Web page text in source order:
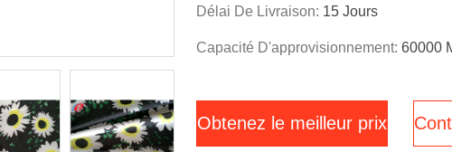
Délai De Livraison: 15 Jours
Capacité D'approvisionnement: 60000
Obtenez le meilleur prix